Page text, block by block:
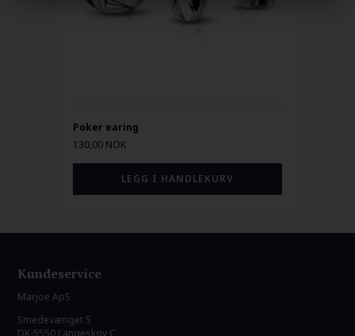
Poker earing
130,00 NOK
Kundeservice
Marjoe ApS
Smedevænget 5